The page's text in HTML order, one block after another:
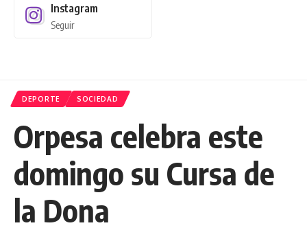
Instagram
Seguir
DEPORTE SOCIEDAD
Orpesa celebra este
domingo su Cursa de
la Dona